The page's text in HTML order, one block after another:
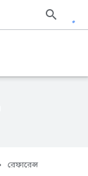
রেফারেন্স